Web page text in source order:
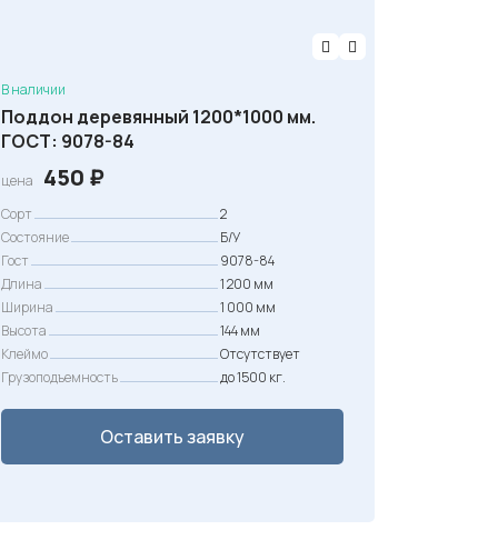
а
в
л
л
а
5
0
₽
.
В наличии
Поддон деревянный 1200*1000 мм.
ГОСТ: 9078-84
цена 450 ₽
Сорт
2
Состояние
Б/У
Гост
9078-84
Длина
1 200 мм
Ширина
1 000 мм
Высота
144 мм
Клеймо
Отсутствует
Грузоподъемность
до 1500 кг.
Оставить заявку